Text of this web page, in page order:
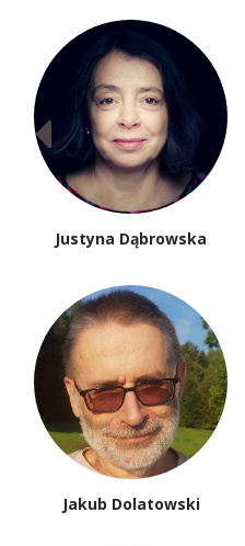
Justyna Dąbrowska
Jakub Dolatowski